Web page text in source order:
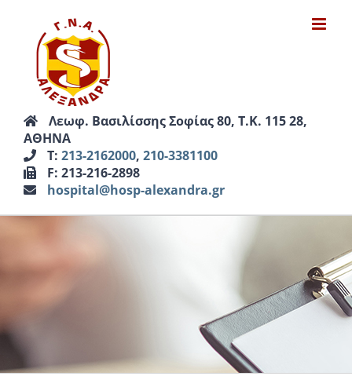
περιεχόμενο
Λεωφ. Βασιλίσσης Σοφίας 80, Τ.Κ. 115 28,
ΑΘΗΝΑ
Τ: 213-2162000, 210-3381100
F: 213-216-2898
hospital@hosp-alexandra.gr